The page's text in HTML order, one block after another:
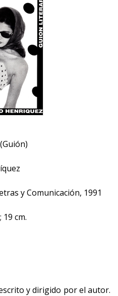
y Comunicación, 1991
19 cm.
y dirigido por el autor.